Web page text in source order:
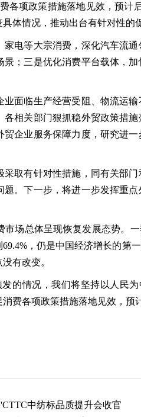
各项政策措施落地见效，预计
体情况，推动出台有针对性的
电等大宗消费，深化汽车流
；三是优化消费平台载体，
面临生产经营受阻、物流运
相关部门狠抓稳外贸政策措
企业服务保障力度，研究进
取有针对性措施，同有关部
题。下一步，将进一步发挥重
场总体呈现恢复发展态势。
，仍是中国经济增长的第
有改变。
的情况，我们将坚持以人民
费各项政策措施落地见效，预
中纺标品质提升会收官